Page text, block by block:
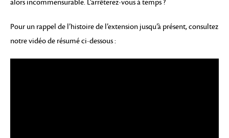
alors incommensurable. L’arrêterez-vous à temps ?
Pour un rappel de l’histoire de l’extension jusqu’à présent, consultez
notre vidéo de résumé ci-dessous :